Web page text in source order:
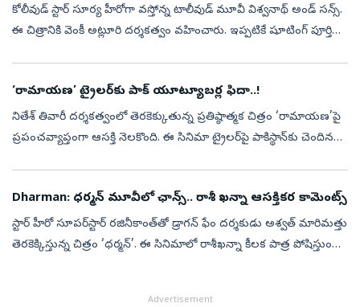
కోలీవుడ్ స్టార్ సూర్య హీరోగా వస్తోన్న టాలీవుడ్ మూవీ విశ్వనాథ్ అండ్ సన్స్.
ఈ చిత్రానికి వెంకీ అట్లూరి దర్శకత్వం వహించారు. ఇప్పటికే షూటింగ్ పూర్తి
‘రామాయణ’ ట్రైలర్‌కు పాక్‌ యూట్యూబర్ల ఫిదా..!
నితేశ్‌ తివారీ దర్శకత్వంలో తెరకెక్కుతున్న ప్రతిష్ఠాత్మక చిత్రం ‘రామాయణ’పై
ప్రపంచవ్యాప్తంగా ఆసక్తి నెలకొంది. ఈ సినిమా ట్రైలర్‌పై పాకిస్థాన్‌కు చెందిన
Dharman: ధర్మన్‌ మూవీలో ఛాన్స్.. రాశీ ఖన్నా ఆసక్తికర కామెంట్స్
స్టార్‌ హీరో సూపర్‌స్టార్‌ రజినీకాంత్‌తో డ్రాగన్‌ ఫేం దర్శకుడు అశ్వత్‌ మారిమత్తు
తెరకెక్కిస్తున్న చిత్రం ‘ధర్మన్‌’. ఈ సినిమాలో రాశీఖన్నా కీలక పాత్ర పోషిస్తుంది.
Advertisement